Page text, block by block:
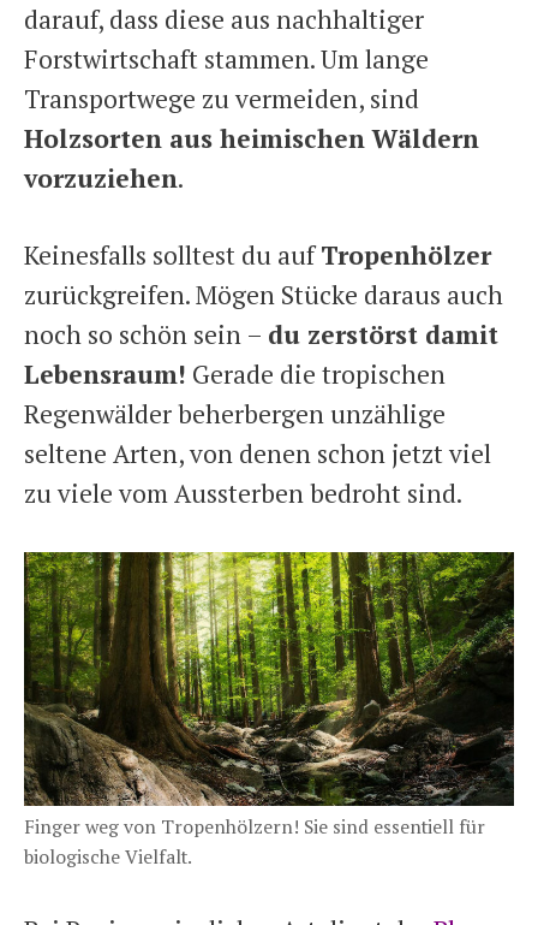
darauf, dass diese aus nachhaltiger
Forstwirtschaft stammen. Um lange
Transportwege zu vermeiden, sind
Holzsorten aus heimischen Wäldern
vorzuziehen.
Keinesfalls solltest du aufTropenhölzer
zurückgreifen. Mögen Stücke daraus auch
noch so schön sein – du zerstörst damit
Lebensraum! Gerade die tropischen
Regenwälder beherbergen unzählige
seltene Arten, von denen schon jetzt viel
zu viele vom Aussterben bedroht sind.
Finger weg von Tropenhölzern! Sie sind essentiell für
biologische Vielfalt.